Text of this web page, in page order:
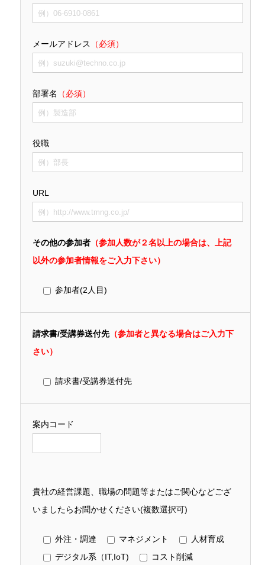
メールアドレス （必須）
部署名 （必須）
役職
URL
その他の参加者 （参加人数が２名以上の場合は、上記
以外の参加者情報をご入力下さい）
参加者(2人目)
請求書/受講券送付先（参加者と異なる場合はご入力下
さい）
請求書/受講券送付先
案内コード
貴社の経営課題、職場の問題等またはご関心などござ
いましたらお聞かせください(複数選択可)
外注・調達 マネジメント
人材育成
デジタル系（IT,IoT)
コスト削減